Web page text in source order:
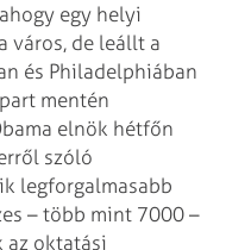
egy helyi
város, de leállt a
és Philadelphiában
mentén
elnök hétfőn
szóló
legforgalmasabb
– több mint 7000 –
az oktatási